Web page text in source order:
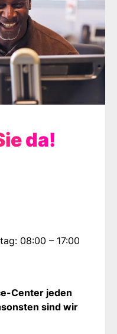
da!
08:00 – 17:00
Center jeden
sind wir